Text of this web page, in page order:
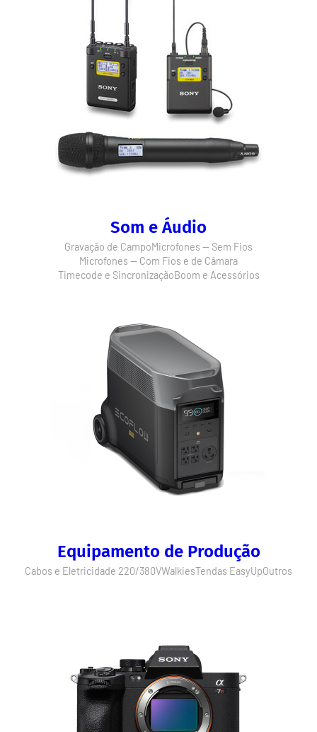
Som e Áudio
Gravação de CampoMicrofones — Sem Fios
Microfones — Com Fios e de Câmara
Timecode e SincronizaçãoBoom e Acessórios
Equipamento de Produção
Cabos e Eletricidade 220/380VWalkiesTendas EasyUpOutros